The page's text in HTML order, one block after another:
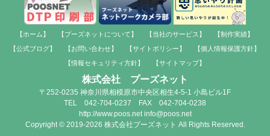
【ホーム】 【プーズネットについて】 【当社のサービス】
【制作実績】
【公式ブログ】
【お問い合わせ】 【サイトポリシー】
【個人情報保護方針】
【情報セキュリティ方針】
【サイトマップ】
株式会社 プーズネット
〒252-0235 神奈川県相模原市中央区相生4-5-1 小島ビル1F
TEL 042-704-0237 FAX 042-704-0238
http://www.poos.net info@poos.net
Copyright © 2019-2026 株式会社プーズネット All Rights Reserved.